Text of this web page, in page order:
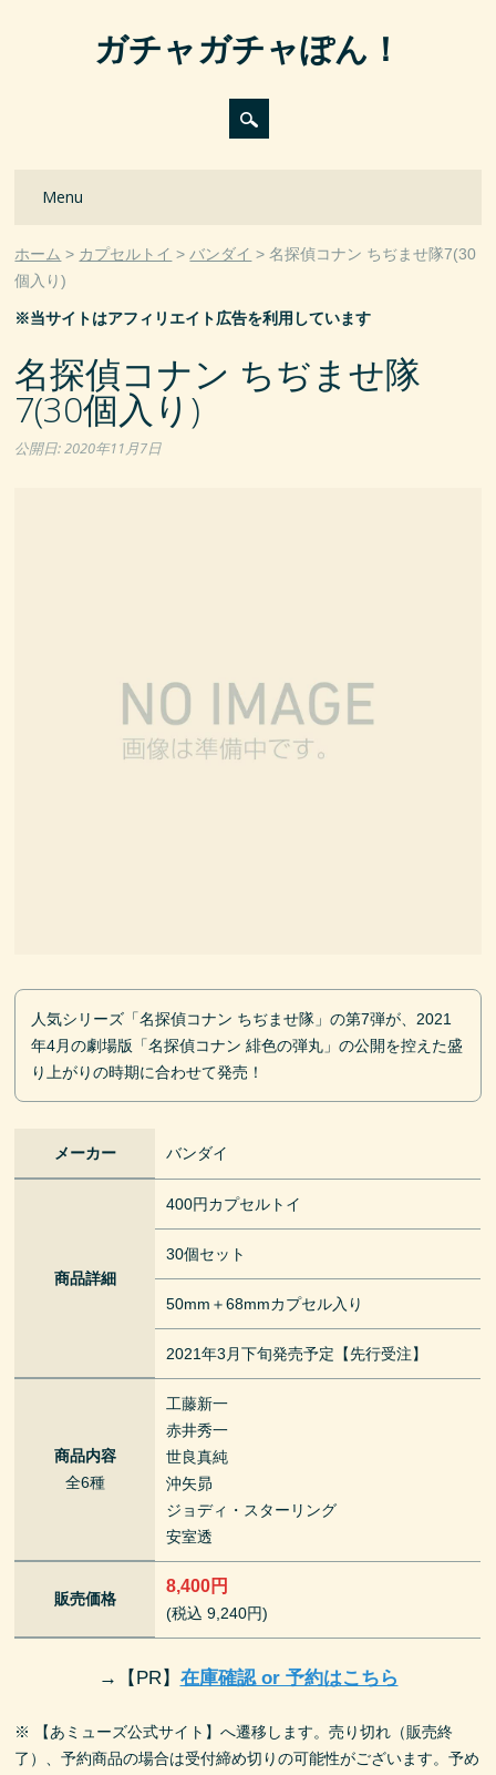
ガチャガチャぽん！
Main menu
Menu
ホーム カプセルトイ バンダイ
名探偵コナン ちぢませ隊7(30
個入り)
※当サイトはアフィリエイト広告を利用しています
名探偵コナン ちぢませ隊
7(30個入り)
公開日:2020年11月7日
人気シリーズ「名探偵コナン ちぢませ隊」の第7弾が、2021
年4月の劇場版「名探偵コナン 緋色の弾丸」の公開を控えた盛
り上がりの時期に合わせて発売！
メーカー バンダイ
商品詳細
400円カプセルトイ
30個セット
50mm＋68mmカプセル入り
2021年3月下旬発売予定【先行受注】
商品内容
全6種
工藤新一
赤井秀一
世良真純
沖矢昴
ジョディ・スターリング
安室透
販売価格
8,400円
(税込 9,240円)
→ 【PR】 在庫確認 or 予約はこちら
※ 【あミューズ公式サイト】へ遷移します。売り切れ（販売終
了）、予約商品の場合は受付締め切りの可能性がございます。予め